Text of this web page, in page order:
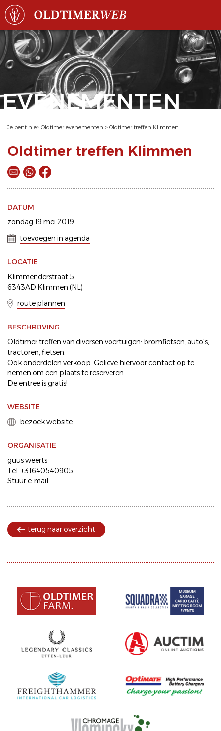
EVENEMENTEN
Je bent hier: Oldtimer evenementen > Oldtimer treffen Klimmen
Oldtimer treffen Klimmen
DATUM
zondag 19 mei 2019
toevoegen in agenda
LOCATIE
Klimmenderstraat 5
6343AD Klimmen (NL)
route plannen
BESCHRIJVING
Oldtimer treffen van diversen voertuigen: bromfietsen, auto's,
tractoren, fietsen.
Ook onderdelen verkoop. Gelieve hiervoor contact op te
nemen om een plaats te reserveren.
De entree is gratis!
WEBSITE
bezoek website
ORGANISATIE
guus weerts
Tel. +31640540905
Stuur e-mail
terug naar overzicht